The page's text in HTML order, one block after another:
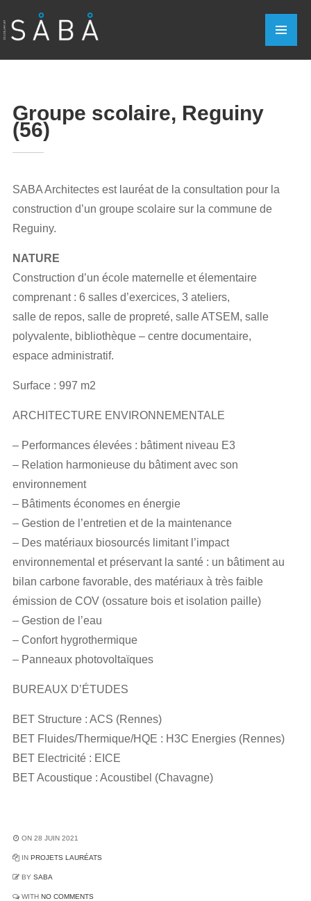
Groupe scolaire, Reguiny
(56)
SABA Architectes est lauréat de la consultation pour la
construction d’un groupe scolaire sur la commune de
Reguiny.
NATURE
Construction d’un école maternelle et élementaire
comprenant : 6 salles d’exercices, 3 ateliers,
salle de repos, salle de propreté, salle ATSEM, salle
polyvalente, bibliothèque – centre documentaire,
espace administratif.
Surface : 997 m2
ARCHITECTURE ENVIRONNEMENTALE
– Performances élevées : bâtiment niveau E3
– Relation harmonieuse du bâtiment avec son
environnement
– Bâtiments économes en énergie
– Gestion de l’entretien et de la maintenance
– Des matériaux biosourcés limitant l’impact
environnemental et préservant la santé : un bâtiment au
bilan carbone favorable, des matériaux à très faible
émission de COV (ossature bois et isolation paille)
– Gestion de l’eau
– Confort hygrothermique
– Panneaux photovoltaïques
BUREAUX D’ÉTUDES
BET Structure : ACS (Rennes)
BET Fluides/Thermique/HQE : H3C Energies (Rennes)
BET Electricité : EICE
BET Acoustique : Acoustibel (Chavagne)
ON 28 JUIN 2021
IN PROJETS LAURÉATS
BY SABA
WITH NO COMMENTS